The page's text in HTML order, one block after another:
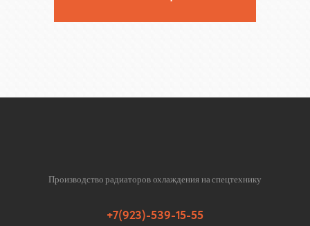
Производство радиаторов охлаждения на спецтехнику
+7(923)-539-15-55